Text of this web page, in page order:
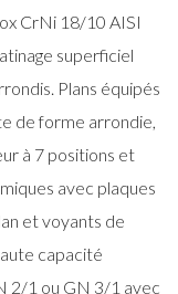
CrNi 18/10 AISI
superficiel
Plans équipés
de forme arrondie,
à 7 positions et
avec plaques
et voyants de
capacité
2/1 ou GN 3/1 avec